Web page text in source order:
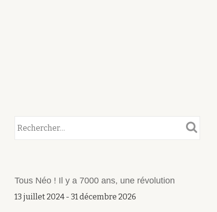
Tous Néo ! Il y a 7000 ans, une révolution
13 juillet 2024 - 31 décembre 2026